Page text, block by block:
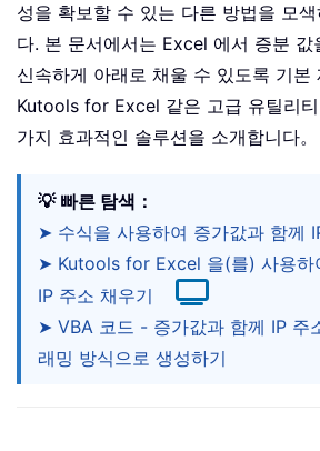
성을 확보할 수 있는 다른 방법을 모
다. 본 문서에서는 Excel 에서 증분 값
신속하게 아래로 채울 수 있도록 기본
Kutools for Excel 같은 고급 유틸리
가지 효과적인 솔루션을 소개합니다。
💡 빠른 탐색：
➤ 수식을 사용하여 증가값과 함께
➤ Kutools for Excel 을(를) 사용하
IP 주소 채우기
➤ VBA 코드 - 증가값과 함께 IP 주
래밍 방식으로 생성하기